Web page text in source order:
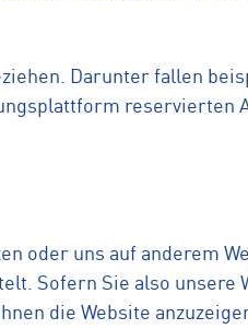
Darunter fallen
reservierten
oder uns auf anderem
Sofern Sie also unsere
die Website